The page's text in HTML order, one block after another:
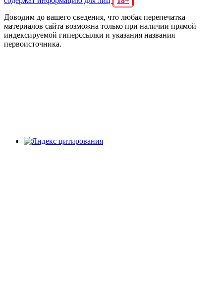
Доводим до вашего сведения, что любая перепечатка
материалов сайта возможна только при наличии прямой
индексируемой гиперссылки и указания названия
первоисточника.